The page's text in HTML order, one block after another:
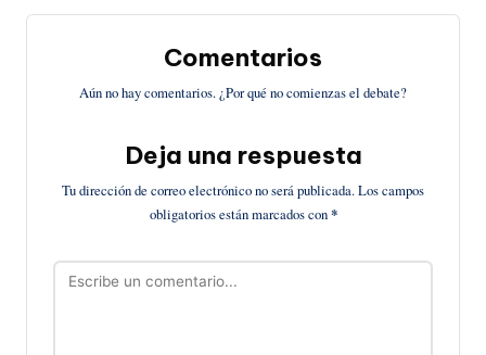
Comentarios
Aún no hay comentarios. ¿Por qué no comienzas el debate?
Deja una respuesta
Tu dirección de correo electrónico no será publicada.Los campos
obligatorios están marcados con*